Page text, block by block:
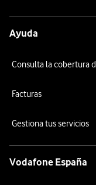
Ayuda
Consulta la cobertura
Facturas
Gestiona tus servicios
Vodafone España